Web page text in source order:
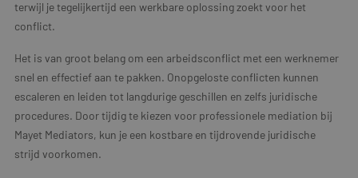
terwijl je tegelijkertijd een werkbare oplossing zoekt voor het
conflict.
Het is van groot belang om een arbeidsconflict met een werknemer
snel en effectief aan te pakken. Onopgeloste conflicten kunnen
escaleren en leiden tot langdurige geschillen en zelfs juridische
procedures. Door tijdig te kiezen voor professionele mediation bij
Mayet Mediators, kun je een kostbare en tijdrovende juridische
strijd voorkomen.